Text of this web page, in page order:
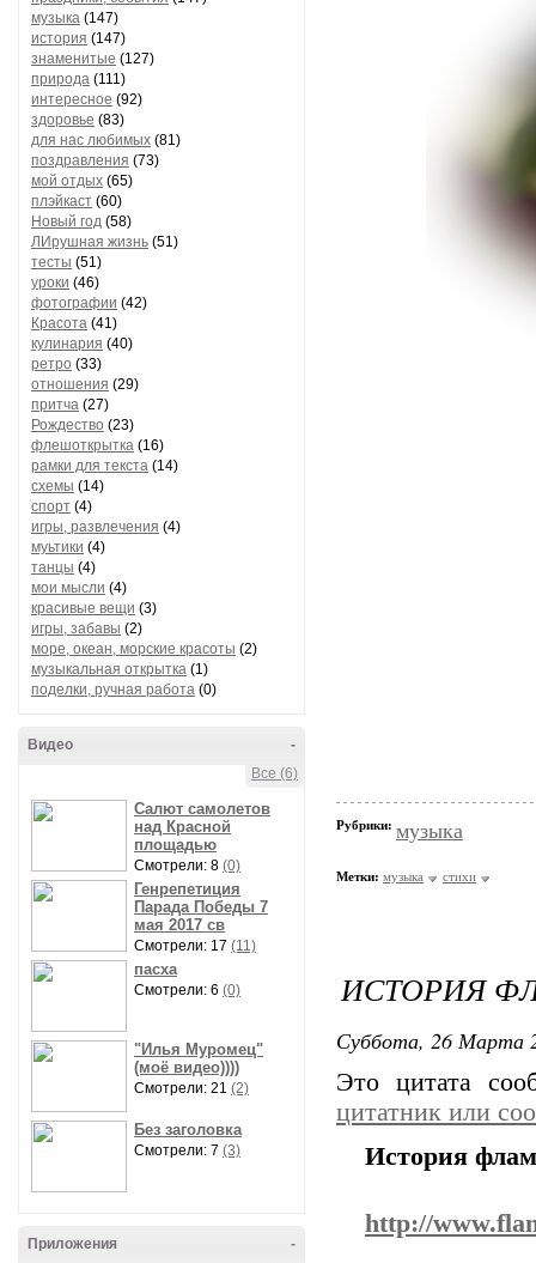
музыка (147)
история (147)
знаменитые (127)
природа (111)
интересное (92)
здоровье (83)
для нас любимых (81)
поздравления (73)
мой отдых (65)
плэйкаст (60)
Новый год (58)
ЛИрушная жизнь (51)
тесты (51)
уроки (46)
фотографии (42)
Красота (41)
кулинария (40)
ретро (33)
отношения (29)
притча (27)
Рождество (23)
флешоткрытка (16)
рамки для текста (14)
схемы (14)
спорт (4)
игры, развлечения (4)
муьтики (4)
танцы (4)
мои мысли (4)
красивые вещи (3)
игры, забавы (2)
море, океан, морские красоты (2)
музыкальная открытка (1)
поделки, ручная работа (0)
-
Видео
Все (6)
Салют самолетов
над Красной
площадью
Смотрели: 8 (0)
Генрепетиция
Парада Победы 7
мая 2017 св
Смотрели: 17 (11)
пасха
Смотрели: 6 (0)
"Илья Муромец"
(моё видео))))
Смотрели: 21 (2)
Без заголовка
Смотрели: 7 (3)
-
Приложения
Рубрики: музыка
Метки: музыка стихи
ИСТОРИЯ
Суббота, 26 Марта
Это цитата
цитатник или
История
http://